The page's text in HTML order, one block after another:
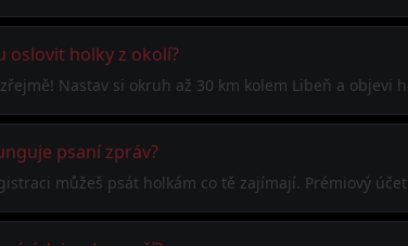
oslovit holky z okolí?
Nastav si okruh až 30 km kolem Libeň a objevi
psaní zpráv?
můžeš psát holkám co tě zajímají. Prémiový